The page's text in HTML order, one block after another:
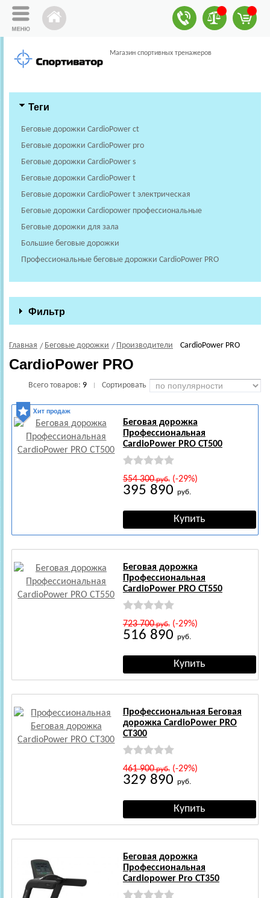
Магазин спортивных тренажеров
Теги
Беговые дорожки CardioPower ct
Беговые дорожки CardioPower pro
Беговые дорожки CardioPower s
Беговые дорожки CardioPower t
Беговые дорожки CardioPower t электрическая
Беговые дорожки Cardiopower профессиональные
Беговые дорожки для зала
Большие беговые дорожки
Профессиональные беговые дорожки CardioPower PRO
Фильтр
Главная Беговые дорожки Производители CardioPower PRO
CardioPower PRO
Всего товаров: 9 Сортировать
Хит продаж
Беговая дорожка
Профессиональная
CardioPower PRO CT500
554 300руб.(-29%)
395 890 руб.
Беговая дорожка
Профессиональная
CardioPower PRO CT550
723 700руб.(-29%)
516 890 руб.
Профессиональная Беговая
дорожка CardioPower PRO
CT300
461 900руб.(-29%)
329 890 руб.
Беговая дорожка
Профессиональная
Cardiopower Pro CT350